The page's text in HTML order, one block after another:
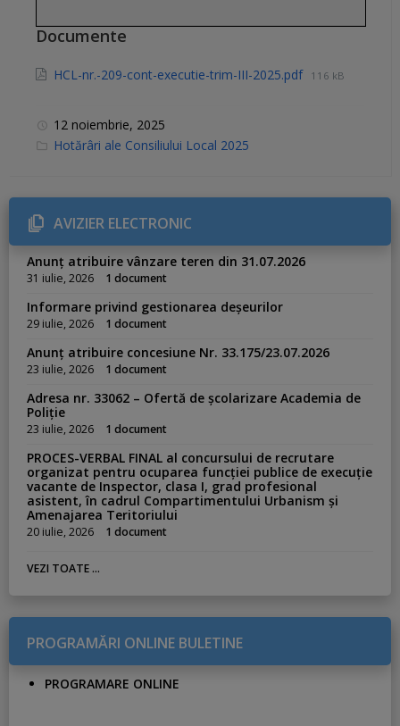
Documente
HCL-nr.-209-cont-executie-trim-III-2025.pdf 116 kB
12 noiembrie, 2025
C
r
i
e
s
Hotărâri ale Consiliului Local 2025
AVIZIER ELECTRONIC
Anunț atribuire vânzare teren din 31.07.2026
31 iulie, 2026 1 document
Informare privind gestionarea deșeurilor
29 iulie, 2026 1 document
Anunț atribuire concesiune Nr. 33.175/23.07.2026
23 iulie, 2026 1 document
Adresa nr. 33062 – Ofertă de școlarizare Academia de
Poliție
23 iulie, 2026 1 document
PROCES-VERBAL FINAL al concursului de recrutare
organizat pentru ocuparea funcției publice de execuție
vacante de Inspector, clasa I, grad profesional
asistent, în cadrul Compartimentului Urbanism și
Amenajarea Teritoriului
20 iulie, 2026 1 document
VEZI TOATE ...
PROGRAMĂRI ONLINE BULETINE
PROGRAMARE ONLINE